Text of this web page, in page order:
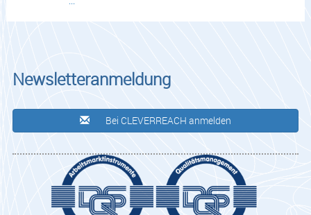
Newsletteranmeldung
Bei CLEVERREACH anmelden